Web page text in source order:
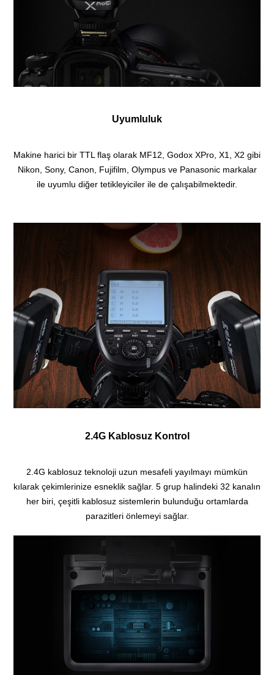
Uyumluluk
Makine harici bir TTL flaş olarak MF12, Godox XPro, X1, X2 gibi
Nikon, Sony, Canon, Fujifilm, Olympus ve Panasonic markalar
ile uyumlu diğer tetikleyiciler ile de çalışabilmektedir.
2.4G Kablosuz Kontrol
2.4G kablosuz teknoloji uzun mesafeli yayılmayı mümkün
kılarak çekimlerinize esneklik sağlar. 5 grup halindeki 32 kanalın
her biri, çeşitli kablosuz sistemlerin bulunduğu ortamlarda
parazitleri önlemeyi sağlar.